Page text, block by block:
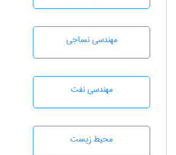
مهندسي نساجی
مهندسی نفت
محيط زيست